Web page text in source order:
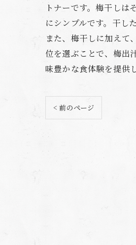
トナーです。梅干しは
にシンプルです。干し
また、梅干しに加えて
位を選ぶことで、梅出
味豊かな食体験を提供
< 前のページ